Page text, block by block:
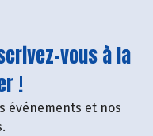
vous à la
!
événements et nos